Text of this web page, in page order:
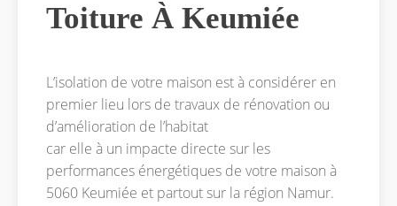
Toiture À Keumiée
L’isolation de votre maison est à considérer en
premier lieu lors de travaux de rénovation ou
d’amélioration de l’habitat
car elle à un impacte directe sur les
performances énergétiques de votre maison à
5060 Keumiée et partout sur la région Namur.